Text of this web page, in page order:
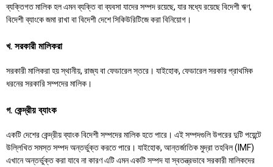
ব্যক্তিগত মালিক হল এমন ব্যক্তি বা ব্যবসা যাদের সম্পদ রয়েছে, যার মধ্যে রয়েছে বিদেশী ঋণ,
বিদেশী ব্যাংকে জমা রাখা বা বিদেশী দেশে সিকিউরিটিজে করা বিনিয়োগ।
খ. সরকারী মালিকরা
সরকারী মালিকরা হয় স্থানীয়, রাজ্য বা ফেডারেল স্তরে। যাইহোক, ফেডারেল সরকার প্রাথমিক
ধরনের সরকারি সম্পদের মালিক।
গ. কেন্দ্রীয় ব্যাংক
একটি দেশের কেন্দ্রীয় ব্যাংক বিদেশী সম্পদের মালিক হতে পারে। এই সম্পদগুলি উপরের দুটি পয়েন্টে
উল্লিখিত সমস্ত সম্পদ অন্তর্ভুক্ত করতে পারে। যাইহোক, আন্তর্জাতিক মুদ্রা তহবিল (IMF)
এখানে অন্তর্ভুক্ত করা যাবে না কারণ এটি এমন একটি সম্পদ যা স্বতন্ত্রভাবে সরকারী মালিকদের